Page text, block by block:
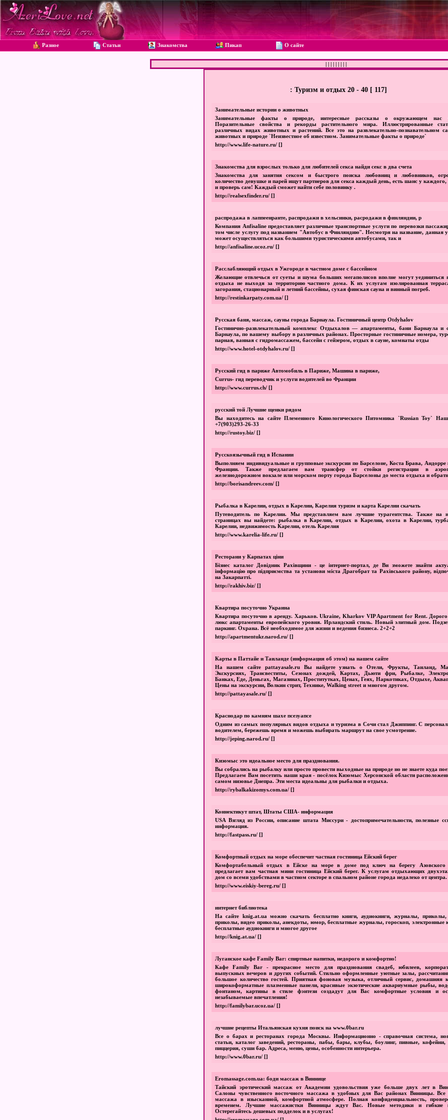
Разное Статьи Знакомства Пикап О сайте
| | | | | | | | |
: Туризм и отдых 20 - 40 [ 117]
Занимательные истории о животных
Занимательные факты о природе, интересные рассказы о окружающем нас
Поразительные свойства и рекорды растительного мира. Иллюстрированные
различных видах животных и растений. Все это на развлекательно-познавательном
животных и природе `Неизвестное об известном. Занимательные факты о природе`
http://www.life-nature.ru/ []
Знакомства для взрослых только для любителей секса найди секс в два счета
Знакомства для занятия сексом и быстрого поиска любовниц и любовников,
количество девушке и парей ищут партнеров для секса каждый день, есть шанс у каждого,
и проверь сам! Каждый сможет найти себе половинку .
http://realsexfinder.ru/ []
распродажа в лаппеенранте, распродажи в хельсинки, расродажи в финляндии, р
Компания Anfisaline предоставляет различные транспортные услуги по перевозки
том числе услугу под названием "Автобус в Финляндию". Несмотря на название, данная
может осуществляться как большими туристическими автобусами, так и
http://anfisaline.ucoz.ru/ []
Расслабляющий отдых в Ужгороде в частном доме с бассейном
Желающие отвлечься от суеты и шума больших мегаполисов вполне могут уединиться
отдыха не выходя за территорию частного дома. К их услугам изолированная
загорания, стационарный и летний бассейны, сухая финская сауна и винный погреб.
http://restinkarpaty.com.ua/ []
Русская баня, массаж, сауны города Барнаула. Гостиничный центр Otdyhalov
Гостинично-развлекательный комплекс Отдыхалов — апартаменты, бани Барнаула и
Барнаула, по вашему выбору в различных районах. Просторные гостиничные номера,
парная, ванная с гидромассажем, бассейн с гейзером, отдых в сауне, комнаты отды
http://www.hotel-otdyhalov.ru/ []
Русский гид в париже Автомобиль в Париже, Машина в париже,
Currus- гид переводчик и услуги водителей во Франции
http://www.currus.ch/ []
русский той Лучшие щенки рядом
Вы находитесь на сайте Племенного Кинологического Питомника `Russian Toy`
+7(903)293-26-33
http://rustoy.biz/ []
Русскоязычный гид в Испании
Выполняем индивидуальные и групповые экскурсии по Барселоне, Коста Брава, Андорре
Франции. Также предлагаем вам трансфер от стойки регистрации в
железнодорожном вокзале или морском порту города Барселоны до места отдыха и
http://borisandreev.com/ []
Рыбалка в Карелии, отдых в Карелии, Карелия туризм и карта Карелии скачать
Путеводитель по Карелии. Мы представляем вам лучшие турагентства. Также на
страницах вы найдете: рыбалка в Карелии, отдых в Карелии, охота в Карелии,
Карелии, недвижимость Карелии, отель Карелия
http://www.karelia-life.ru/ []
Ресторани у Карпатах цiни
Бiзнес каталог Довiдник Рахiвщини - це iнтернет-портал, де Ви зможете знайти
iнформацiю про пiдприємства та установи мiста Драгобрат та Рахiвського району,
на Закарпаттi.
http://rakhiv.biz/ []
Квартира посуточно Украина
Квартира посуточно в аренду. Харьков. Ukraine, Kharkov VIP Apartment for Rent.
люкс апартаменты европейского уровня. Ирландский стиль. Новый элитный дом.
паркинг. Охрана. Всё необходимое для жизни и ведения бизнеса. 2+2+2
http://apartmentukr.narod.ru/ []
Карты в Паттайе и Таиланде (информация об этом) на нашем сайте
На нашем сайте pattayasale.ru Вы найдете узнать о Отели, Фрукты, Таиланд,
Экскурсиях, Трансвеститы, Сезонах дождей, Картах, Дьюти фри, Рыбалке,
Банках, Еде, Деньгах, Магазинах, Проститутках, Ценах, Геях, Наркотиках, Отдыхе,
Цены на экскурсии, Волкин стрит, Технике, Walking street и многом другом.
http://pattayasale.ru/ []
Краснодар по камням шахе псезуапсе
Одним из самых популярных видов отдыха и туризма в Сочи стал Джиппинг. С
водителем, бережешь время и можешь выбирать маршрут на свое усмотрение.
http://jeping.narod.ru/ []
Кизомыс это идеальное место для празднования.
Вы собрались на рыбалку или просто провести выходные на природе но не знаете куда
Предлагаем Вам посетить наши края - посёлок Кизомыс Херсонской области
самом низовье Днепра. Эти места идеальны для рыбалки и отдыха.
http://rybalkakizomys.com.ua/ []
Коннектикут штат, Штаты США- информация
USA Взгляд из России, описание штата Миссури - достопримечательности, полезные
информация.
http://fastpass.ru/ []
Комфортный отдых на море обеспечит частная гостиница Ейский берег
Комфортабельный отдых в Ейске на море в доме под ключ на берегу Азовского
предлагает вам частная мини гостиница Ейский берег. К услугам отдыхающих
дом со всеми удобствами в частном секторе в спальном районе города недалеко от центра.
http://www.eiskiy-bereg.ru/ []
интернет библиотека
На сайте knig.at.ua можно скачать бесплатно книги, аудиокниги, журналы, приколы,
приколы, видео приколы, анекдоты, юмор, бесплатные журналы, гороскоп, электронные
бесплатные аудиокниги и многое другое
http://knig.at.ua/ []
Луганское кафе Family Bar: спиртные напитки, недорого и комфортно!
Кафе Family Bar - прекрасное место для празднования свадеб, юбилеев,
выпускных вечеров и других событий. Стильно оформленные уютные залы,
большое количество гостей. Приятная фоновая музыка, отличный сервис, домашняя
широкоформатные плазменные панели, красивые экзотические аквариумные рыбы,
фонтаном, картины в стиле фэнтези создадут для Вас комфортные условия и
незабываемые впечатления!
http://familybar.ucoz.ua/ []
лучшие рецепты Итальянская кухня поиск на www.0bar.ru
Все о барах и ресторанах города Москвы. Информационно - справочная система,
статьи, каталог заведений, рестораны, пабы, бары, клубы, боулинг, пивные, кофейни,
пиццерия, суши бар. Адреса, меню, цены, особенности интерьера.
http://www.0bar.ru/ []
Eromassage.com.ua: боди массаж в Виннице
Тайский эротический массаж от Академии удовольствия уже больше двух лет в
Салоны чувственного восточного массажа в удобных для Вас районах Винницы.
массажа в изысканной, комфортной атмосфере. Полная конфиденциальность,
временем. Лучшие массажистки Винницы ждут Вас. Новые методики и гибкие
Остерегайтесь дешевых подделок и в услугах!